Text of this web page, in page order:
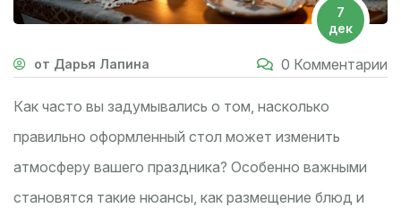
7
дек
от Дарья Лапина 0 Комментарии
Как часто вы задумывались о том, насколько
правильно оформленный стол может изменить
атмосферу вашего праздника? Особенно важными
становятся такие нюансы, как размещение блюд и